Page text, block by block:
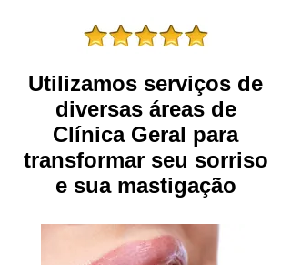
Utilizamos serviços de
diversas áreas de
Clínica Geral para
transformar seu sorriso
e sua mastigação